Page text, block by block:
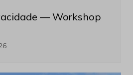
— Workshop